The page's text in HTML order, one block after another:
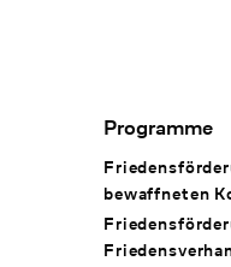
Footer
Programme
bewaffneten